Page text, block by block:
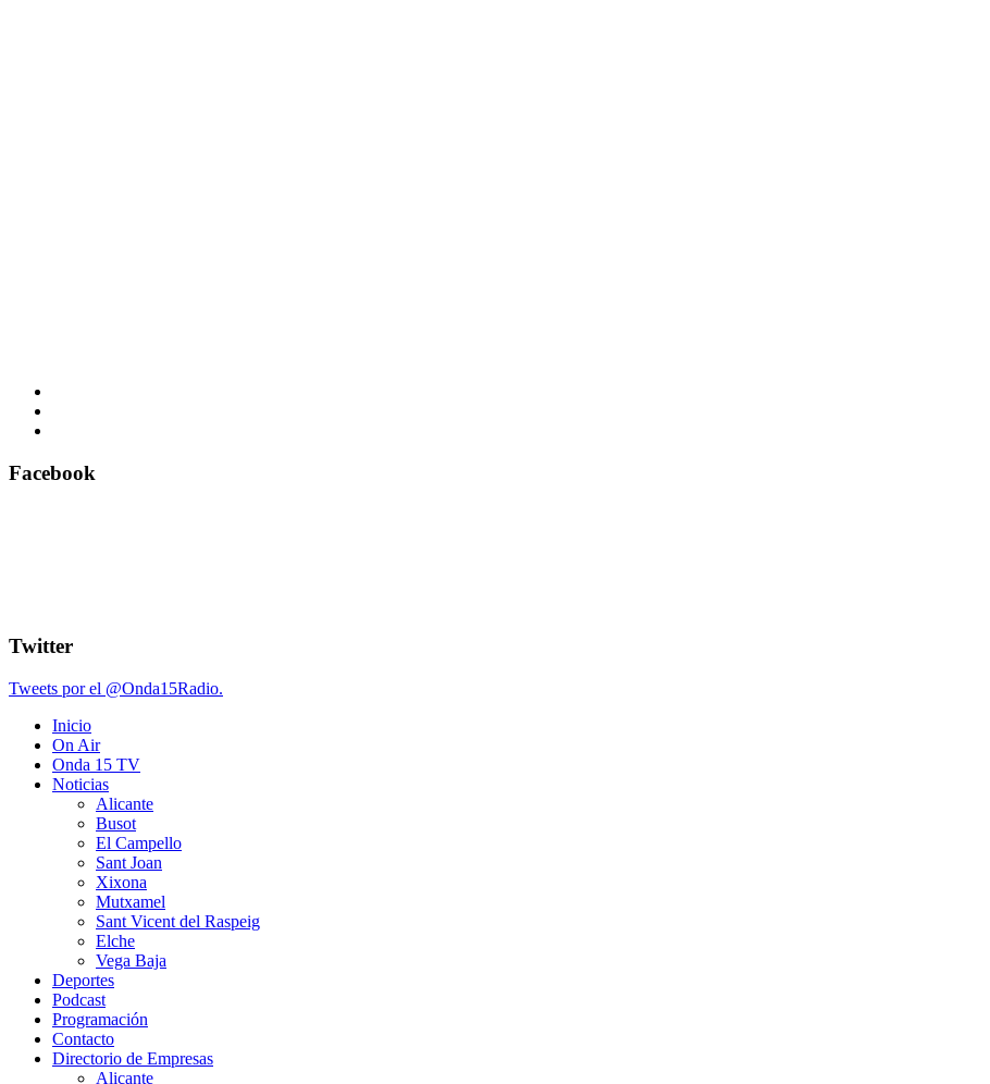
Facebook
Twitter
Tweets por el @Onda15Radio.
Inicio
On Air
Onda 15 TV
Noticias
Alicante
Busot
El Campello
Sant Joan
Xixona
Mutxamel
Sant Vicent del Raspeig
Elche
Vega Baja
Deportes
Podcast
Programación
Contacto
Directorio de Empresas
Alicante